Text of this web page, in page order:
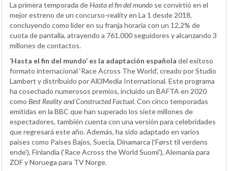
La primera temporada deHasta el fin del mundo se convirtió en el
mejor estreno de un concurso-reality en La 1 desde 2018,
concluyendo como líder en su franja horaria con un 12,2% de
cuota de pantalla, atrayendo a 761.000 seguidores y alcanzando 3
millones de contactos.
‘Hasta el fin del mundo’ es la adaptación española del exitoso
formato internacional ‘Race Across The World’, creado por Studio
Lambert y distribuido por All3Media International. Este programa
ha cosechado numerosos premios, incluido un BAFTA en 2020
como Best Reality and Constructed Factual. Con cinco temporadas
emitidas en la BBC que han superado los siete millones de
espectadores, también cuenta con una versión para celebridades
que regresará este año. Además, ha sido adaptado en varios
países como Países Bajos, Suecia, Dinamarca (‘Først til verdens
ende’), Finlandia (‘Race Across the World Suomi’), Alemania para
ZDF y Noruega para TV Norge.